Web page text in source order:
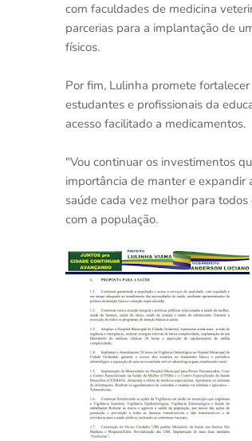
com faculdades de medicina
parcerias para a implantação de
físicos.
Por fim, Lulinha promete
estudantes e profissionais da
acesso facilitado a medicamentos.
"Vou continuar os investimentos
importância de manter e expandir
saúde cada vez melhor para
com a população.